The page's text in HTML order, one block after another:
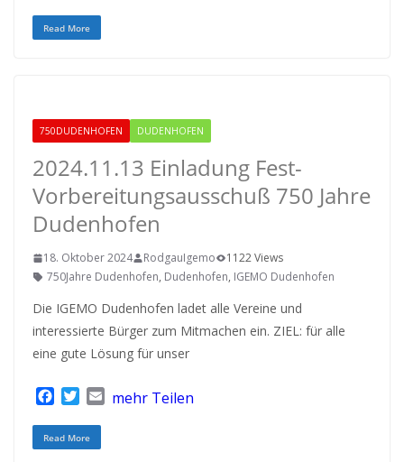
c
e
i
t
Read More
750DUDENHOFEN DUDENHOFEN
2024.11.13 Einladung Fest-
Vorbereitungsausschuß 750 Jahre
Dudenhofen
18. Oktober 2024 RodgauIgemo
1122 Views
750Jahre Dudenhofen, Dudenhofen, IGEMO Dudenhofen
Die IGEMO Dudenhofen ladet alle Vereine und
interessierte Bürger zum Mitmachen ein. ZIEL: für alle
eine gute Lösung für unser
c
e
i
t
mehr Teilen
Read More